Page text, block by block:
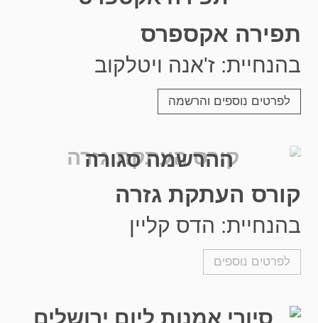
תפירה אקספרס
בהנחיית: ז'אנה ויטלקוב
לפרטים נוספים והרשמה
ההרשמה סגורה
קורס העתקת גזרה
בהנחיית: הדס קליין
לפרטים נוספים